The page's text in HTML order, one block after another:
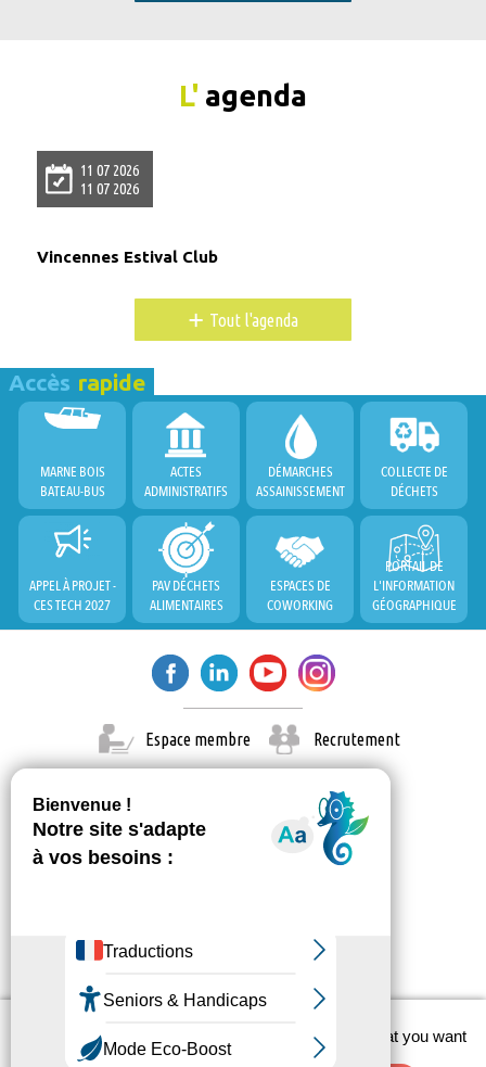
L' agenda
11 07 2026
11 07 2026
Vincennes Estival Club
+ Tout l'agenda
Accès rapide
MARNE BOIS
BATEAU-BUS
ACTES
ADMINISTRATIFS
DÉMARCHES
ASSAINISSEMENT
COLLECTE DE
DÉCHETS
APPEL À PROJET -
CES TECH 2027
PAV DÉCHETS
ALIMENTAIRES
ESPACES DE
COWORKING
PORTAIL DE
L'INFORMATION
GÉOGRAPHIQUE
Espace membre Recrutement
© Paris Est Marne & Bois 2026
Administration
Contact Mentions légales
This site uses cookies and gives you control over what you want
to activate